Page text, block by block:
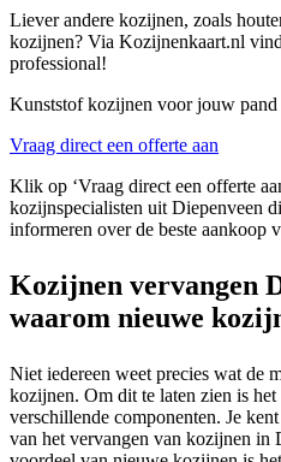
Liever andere kozijnen, zoals
kozijnen? Via Kozijnenkaart.nl
professional!
Kunststof kozijnen voor jouw pand
Vraag direct een offerte aan
Klik op ‘Vraag direct een offerte
kozijnspecialisten uit Diepenveen
informeren over de beste aankoop
Kozijnen vervangen
waarom nieuwe
Niet iedereen weet precies wat de
kozijnen. Om dit te laten zien is
verschillende componenten. Je
van het vervangen van kozijnen in